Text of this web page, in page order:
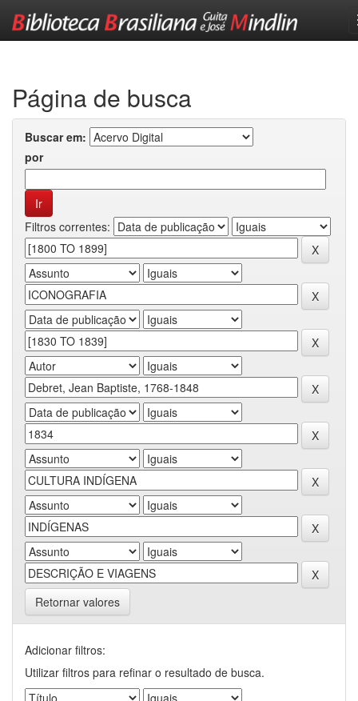
Página de busca
Buscar em:
por
Filtros correntes:
Retornar valores
Adicionar filtros:
Utilizar filtros para refinar o resultado de busca.